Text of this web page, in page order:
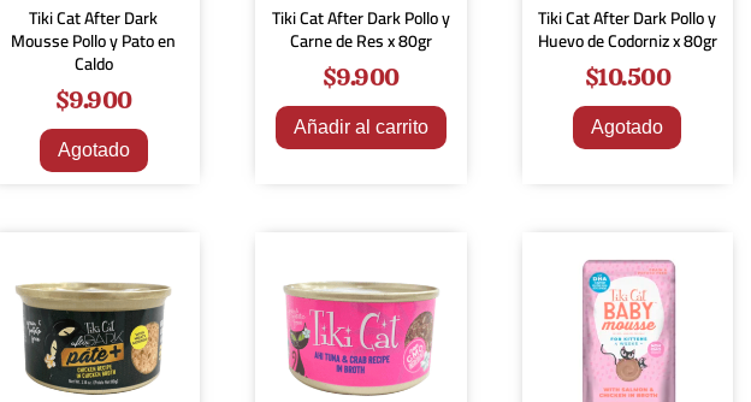
Tiki Cat After Dark
Mousse Pollo y Pato en
Caldo
$9.900
Agotado
Tiki Cat After Dark Pollo y
Carne de Res x 80gr
$9.900
Añadir al carrito
Tiki Cat After Dark Pollo y
Huevo de Codorniz x 80gr
$10.500
Agotado